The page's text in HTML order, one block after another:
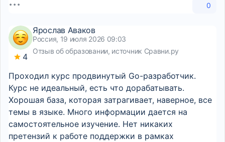
0
4
Ярослав Аваков
Россия, 19 июля 2026 09:03
Отзыв об образовании, источник Сравни.ру
Проходил курс продвинутый Go-разработчик.
Курс не идеальный, есть что дорабатывать.
Хорошая база, которая затрагивает, наверное, все
темы в языке. Много информации дается на
самостоятельное изучение. Нет никаких
претензий к работе поддержки в рамках